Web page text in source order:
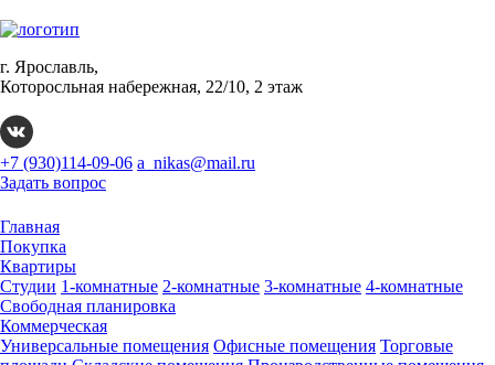
г. Ярославль,
Которосльная набережная, 22/10, 2 этаж
+7 (930)114-09-06 a_nikas@mail.ru
Задать вопрос
Главная
Покупка
Квартиры
Студии 1-комнатные 2-комнатные 3-комнатные 4-комнатные
Свободная планировка
Коммерческая
Универсальные помещения Офисные помещения Торговые